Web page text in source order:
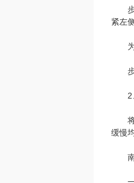
步
紧左
为
步
2、
将
缓慢
南